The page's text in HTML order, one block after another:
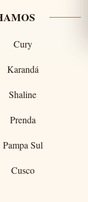
Cury
Karandá
Shaline
Prenda
Pampa Sul
Cusco